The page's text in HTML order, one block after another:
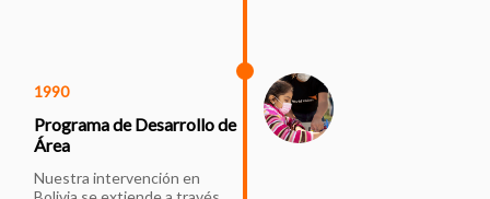
1990
Programa de Desarrollo de
Área
Nuestra intervención en